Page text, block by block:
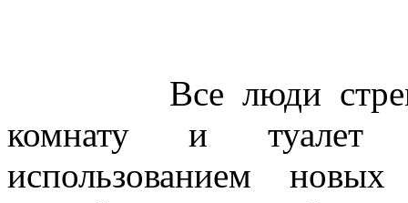
Все люди
комнату и туалет
использованием новых